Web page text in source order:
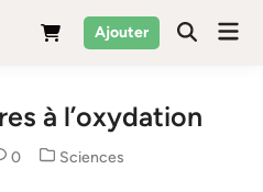
Ajouter
à l’oxydation
0
Posted
Sciences